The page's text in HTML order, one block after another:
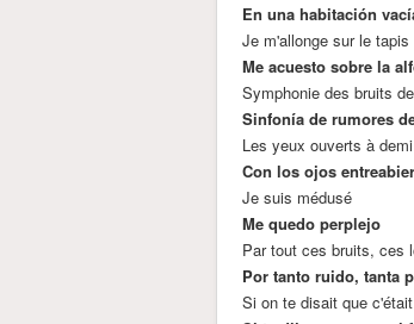
En una habitación
Je m'allonge sur le tapis
Me acuesto sobre la
Symphonie des bruits
Sinfonía de rumores
Les yeux ouverts à demi
Con los ojos
Je suis médusé
Me quedo perplejo
Par tout ces bruits, ces
Por tanto ruido, tanta
Si on te disait que